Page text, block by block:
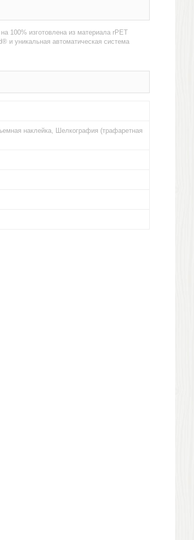
100% изготовлена из материала rPET
и уникальная автоматическая система
наклейка, Шелкография (трафаретная